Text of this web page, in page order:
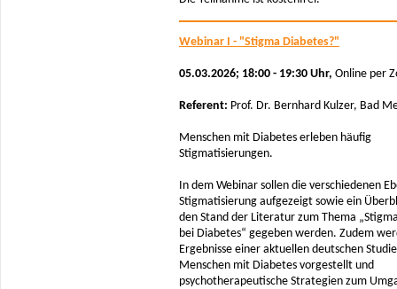
Webinar I - "Stigma Diabetes?"
05.03.2026; 18:00 - 19:30 Uhr, Online per
Referent: Prof. Dr. Bernhard Kulzer, Bad
Menschen mit Diabetes erleben häufig
Stigmatisierungen.
In dem Webinar sollen die verschiedenen
Stigmatisierung aufgezeigt sowie ein
den Stand der Literatur zum Thema
bei Diabetes“ gegeben werden. Zudem
Ergebnisse einer aktuellen deutschen
Menschen mit Diabetes vorgestellt und
psychotherapeutische Strategien zum